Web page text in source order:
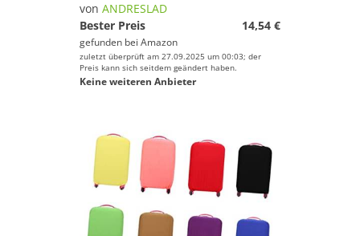
von ANDRESLAD
Bester Preis
14,54 €
gefunden bei Amazon
zuletzt überprüft am 27.09.2025 um 00:03; der
Preis kann sich seitdem geändert haben.
Keine weiteren Anbieter